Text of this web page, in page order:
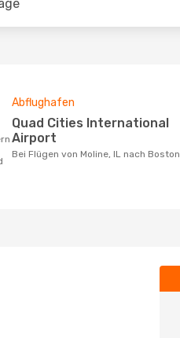
Abflughafen
Quad Cities International
Airport
Bei Flügen von Moline, IL nach Boston